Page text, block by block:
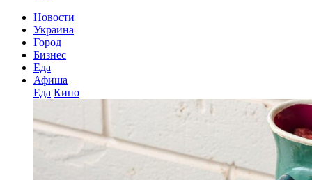
Новости
Украина
Город
Бизнес
Еда
Афиша
Еда Кино